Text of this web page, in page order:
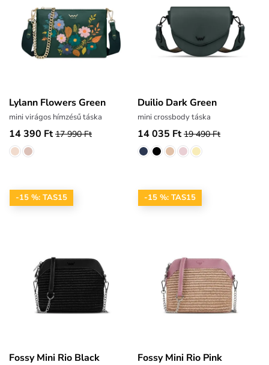
Lylann Flowers Green
mini virágos hímzésű táska
14 390 Ft 17 990 Ft
Duilio Dark Green
mini crossbody táska
14 035 Ft 19 490 Ft
-15 %: TAS15
Fossy Mini Rio Black
-15 %: TAS15
Fossy Mini Rio Pink